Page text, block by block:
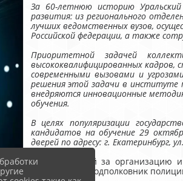
За 60-летнюю историю
развития: из регионального
лучших ведомственных вузов,
Российской федерации, а также
Приоритетной задачей
высококвалифицированных кадров,
современными вызовами и
решения этой задачи в институте
внедряются инновационные
обучения.
В целях популяризации
кандидатов на обучение 29
дверей по адресу: г. Екатеринбург,
Ответственный за организацию
обеспечения подполковник